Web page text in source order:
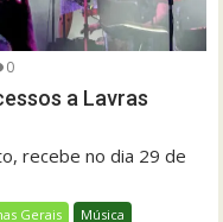
0
a Lavras
recebe no dia 29 de
Gerais Música